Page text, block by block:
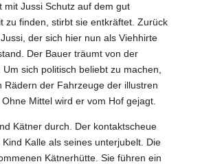
Jussi Schutz auf dem gut
zu finden, stirbt sie entkräftet. Zurück
der sich hier nun als Viehhirte
Der Bauer träumt von der
sich politisch beliebt zu machen,
der Fahrzeuge der illustren
Mittel wird er vom Hof gejagt.
Kätner durch. Der kontaktscheue
Kalle als seines unterjubelt. Die
Kätnerhütte. Sie führen ein